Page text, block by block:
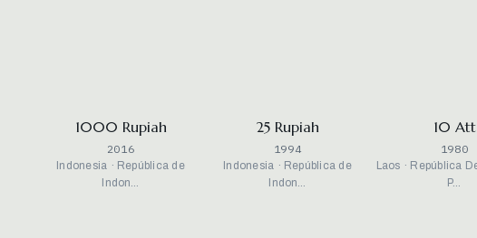
1000 Rupiah
2016
Indonesia · República de
Indon…
25 Rupiah
1994
Indonesia · República de
Indon…
10 Att
1980
Laos · República
P…